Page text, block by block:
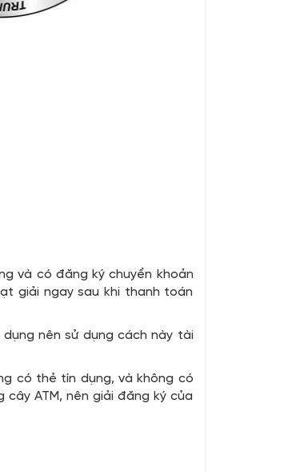
và có đăng ký chuyển khoản
giải ngay sau khi thanh toán
nên sử dụng cách này tài
có thẻ tín dụng, và không có
ATM, nên giải đăng ký của